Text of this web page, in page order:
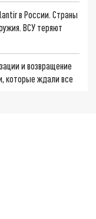
в России. Страны
ВСУ теряют
и возвращение
которые ждали все